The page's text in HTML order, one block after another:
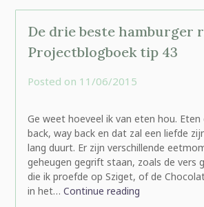
De drie beste hamburger
Projectblogboek tip 43
Posted on 11/06/2015
Ge weet hoeveel ik van eten hou. Eten
back, way back en dat zal een liefde
lang duurt. Er zijn verschillende
geheugen gegrift staan, zoals de vers
die ik proefde op Sziget, of de
in het… Continue reading